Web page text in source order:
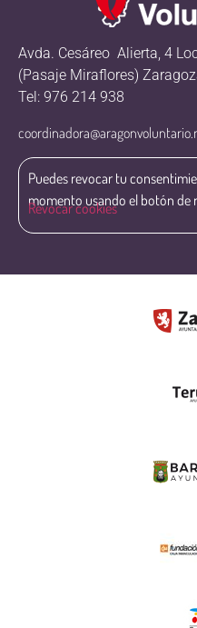
Avda. Cesáreo Alierta, 4
(Pasaje Miraflores)
Tel: 976 214 938
Puedes revocar tu
momento usando el botón
Revocar cookies